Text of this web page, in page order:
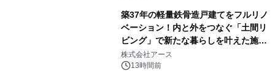
築37年の軽量鉄骨造戸建てをフルリノ
ベーション！内と外をつなぐ「土間リ
ビング」で新たな暮らしを叶えた施工
事例を株式会社アースが公開
株式会社アース
13時間前